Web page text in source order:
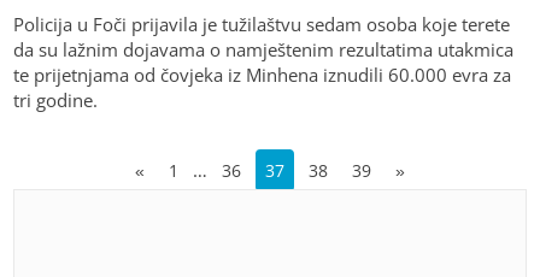
Policija u Foči prijavila je tužilaštvu sedam osoba koje terete
da su lažnim dojavama o namještenim rezultatima utakmica
te prijetnjama od čovjeka iz Minhena iznudili 60.000 evra za
tri godine.
« 1 … 36 37 38 39 »